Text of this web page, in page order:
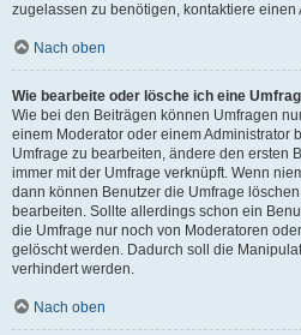
zugelassen zu benötigen, kontaktiere einen
Nach oben
Wie bearbeite oder lösche ich eine
Wie bei den Beiträgen können Umfragen
einem Moderator oder einem Administrator
Umfrage zu bearbeiten, ändere den ersten
immer mit der Umfrage verknüpft. Wenn
dann können Benutzer die Umfrage
bearbeiten. Sollte allerdings schon ein
die Umfrage nur noch von Moderatoren
gelöscht werden. Dadurch soll die
verhindert werden.
Nach oben